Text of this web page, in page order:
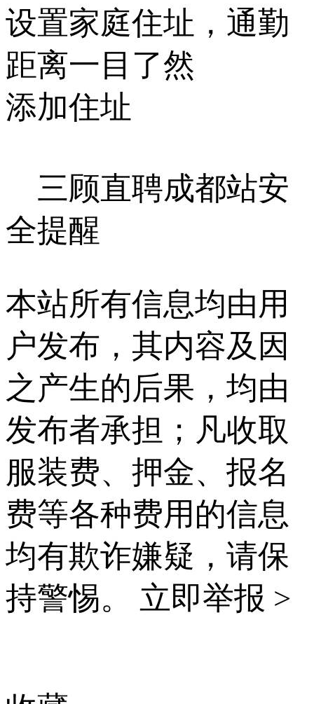
设置家庭住址，通勤
距离一目了然
添加住址
三顾直聘成都站安
全提醒
本站所有信息均由用
户发布，其内容及因
之产生的后果，均由
发布者承担；凡收取
服装费、押金、报名
费等各种费用的信息
均有欺诈嫌疑，请保
持警惕。 立即举报 >